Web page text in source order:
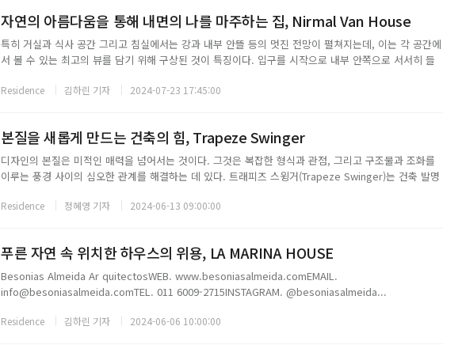
자연의 아름다움을 통해 내면의 나를 마주하는 집, Nirmal Van House
특히 거실과 식사 공간 그리고 침실에서는 강과 내부 안뜰 등의 멋진 전망이 펼쳐지는데, 이는 각 공간에
서 볼 수 있는 최고의 뷰를 담기 위해 구상된 것이 특징이다. 입구를 시작으로 내부 안쪽으로 서서히 들
한눈에 모든 장소를 확인할 수 있는 구조가 아닌, 순...
Residence 김하린 기자 2024-07-23 17:45:00
본질을 새롭게 만드는 건축의 힘, Trapeze Swinger
디자인의 본질은 미적인 매력을 넘어서는 것이다. 그것은 복잡한 형식과 관점, 그리고 구조물과 조화를
이루는 풍경 사이의 심오한 관계를 해결하는 데 있다. 트래피즈 스윙거(Trapeze Swinger)는 건축 발명
비 스튜디오는 캘리포니아 밀 밸리(Mill Val...
Residence 정혜영 기자 2024-06-13 09:00:00
푸른 자연 속 위치한 하우스의 위용, LA MARINA HOUSE
Besonias Almeida Ar quitectosWEB. www.besoniasalmeida.comEMAIL.
info@besoniasalmeida.comTEL. 011 6009-2715INSTAGRAM. @besoniasalmeida...
Residence 김하린 기자 2024-06-06 10:00:00